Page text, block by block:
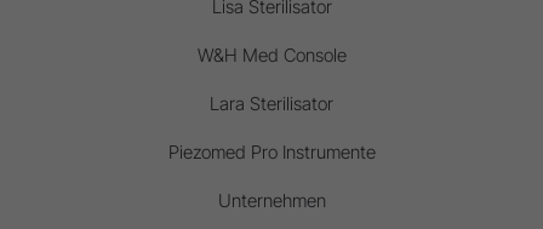
Lisa Sterilisator
W&H Med Console
Lara Sterilisator
Piezomed Pro Instrumente
Unternehmen